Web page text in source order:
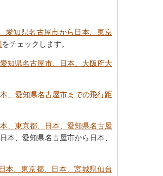
愛知県名古屋市から日本、東京
をチェックします。
知県名古屋市、日本、大阪府大
、愛知県名古屋市までの飛行距
、東京都、日本、愛知県名古屋
本、愛知県名古屋市から日本、
本、東京都、日本、宮城県仙台